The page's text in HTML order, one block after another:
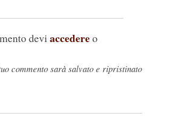
devi accedereo
commento sarà salvato e ripristinato